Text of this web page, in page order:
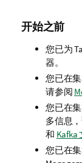
开始之前
您已为
器。
您已在
请参阅
您已在
多信息
和 Kafka
您已在